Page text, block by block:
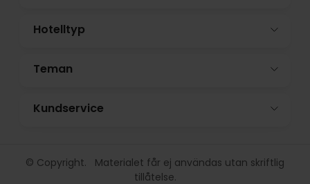
Hotelltyp
Teman
Kundservice
© Copyright. Materialet får ej användas utan skriftlig
tillåtelse.